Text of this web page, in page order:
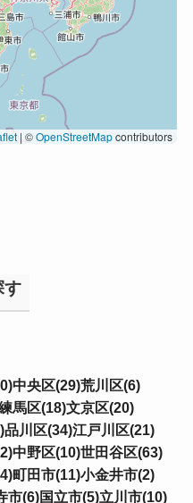
| ©OpenStreetMapcontributors
す
中央区(29)荒川区(6)
馬区(18)文京区(20)
品川区(34)江戸川区(21)
中野区(10)世田谷区(63)
町田市(11)小金井市(2)
市(6)国立市(5)立川市(10)